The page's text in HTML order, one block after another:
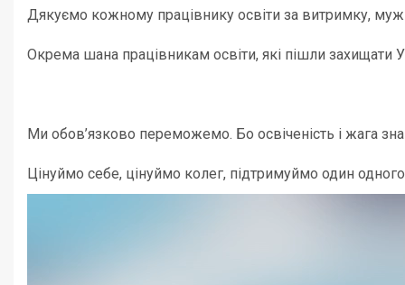
Дякуємо кожному працівнику освіти за витримку,
Окрема шана працівникам освіти, які пішли захищати
Ми обов’язково переможемо. Бо освіченість і жага
Цінуймо себе, цінуймо колег, підтримуймо один